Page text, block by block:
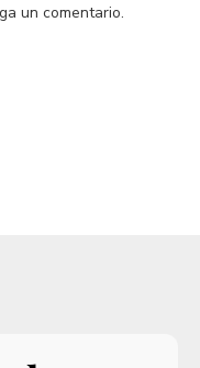
un comentario.